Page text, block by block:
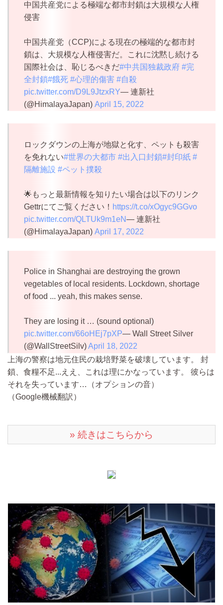
中国共産党による極端な都市封鎖は大規模な人権
侵害
中国共産党（CCP)による現在の極端的な都市封
鎖は、大規模な人権侵害だ。これに沈黙し続ける
国際社会は、恥じるべきだ#中共国独裁政府 #完
全封鎖#餓死 #心理的傷害 #自殺
pic.twitter.com/D9L9JtzxRY— 連新社
(@HimalayaJapan) April 15, 2022
ロックダウンの上海が地獄と化す、ペットも殺害
を免れない#世界の大都市 #出入口封鎖#封印紙 #
隔離施設 #ペット撲殺
🌟もっと最新情報を知りたい場合は以下のリンク
Gettrにてご覧ください！ https://t.co/xOgyc9GGvo
pic.twitter.com/QLTUk9m1eN— 連新社
(@HimalayaJapan) April 17, 2022
Police in Shanghai are destroying the grown
vegetables of local residents. Lockdown, shortage
of food ... yeah, this makes sense.
They are losing it … (sound optional)
pic.twitter.com/66oHEj7pXP— Wall Street Silver
(@WallStreetSilv)April 18, 2022
上海の警察は地元住民の栽培野菜を破壊しています。 封
鎖、食糧不足...ええ、これは理にかなっています。 彼らは
それを失っています…（オプションの音）
（Google機械翻訳）
» 続きはこちらから